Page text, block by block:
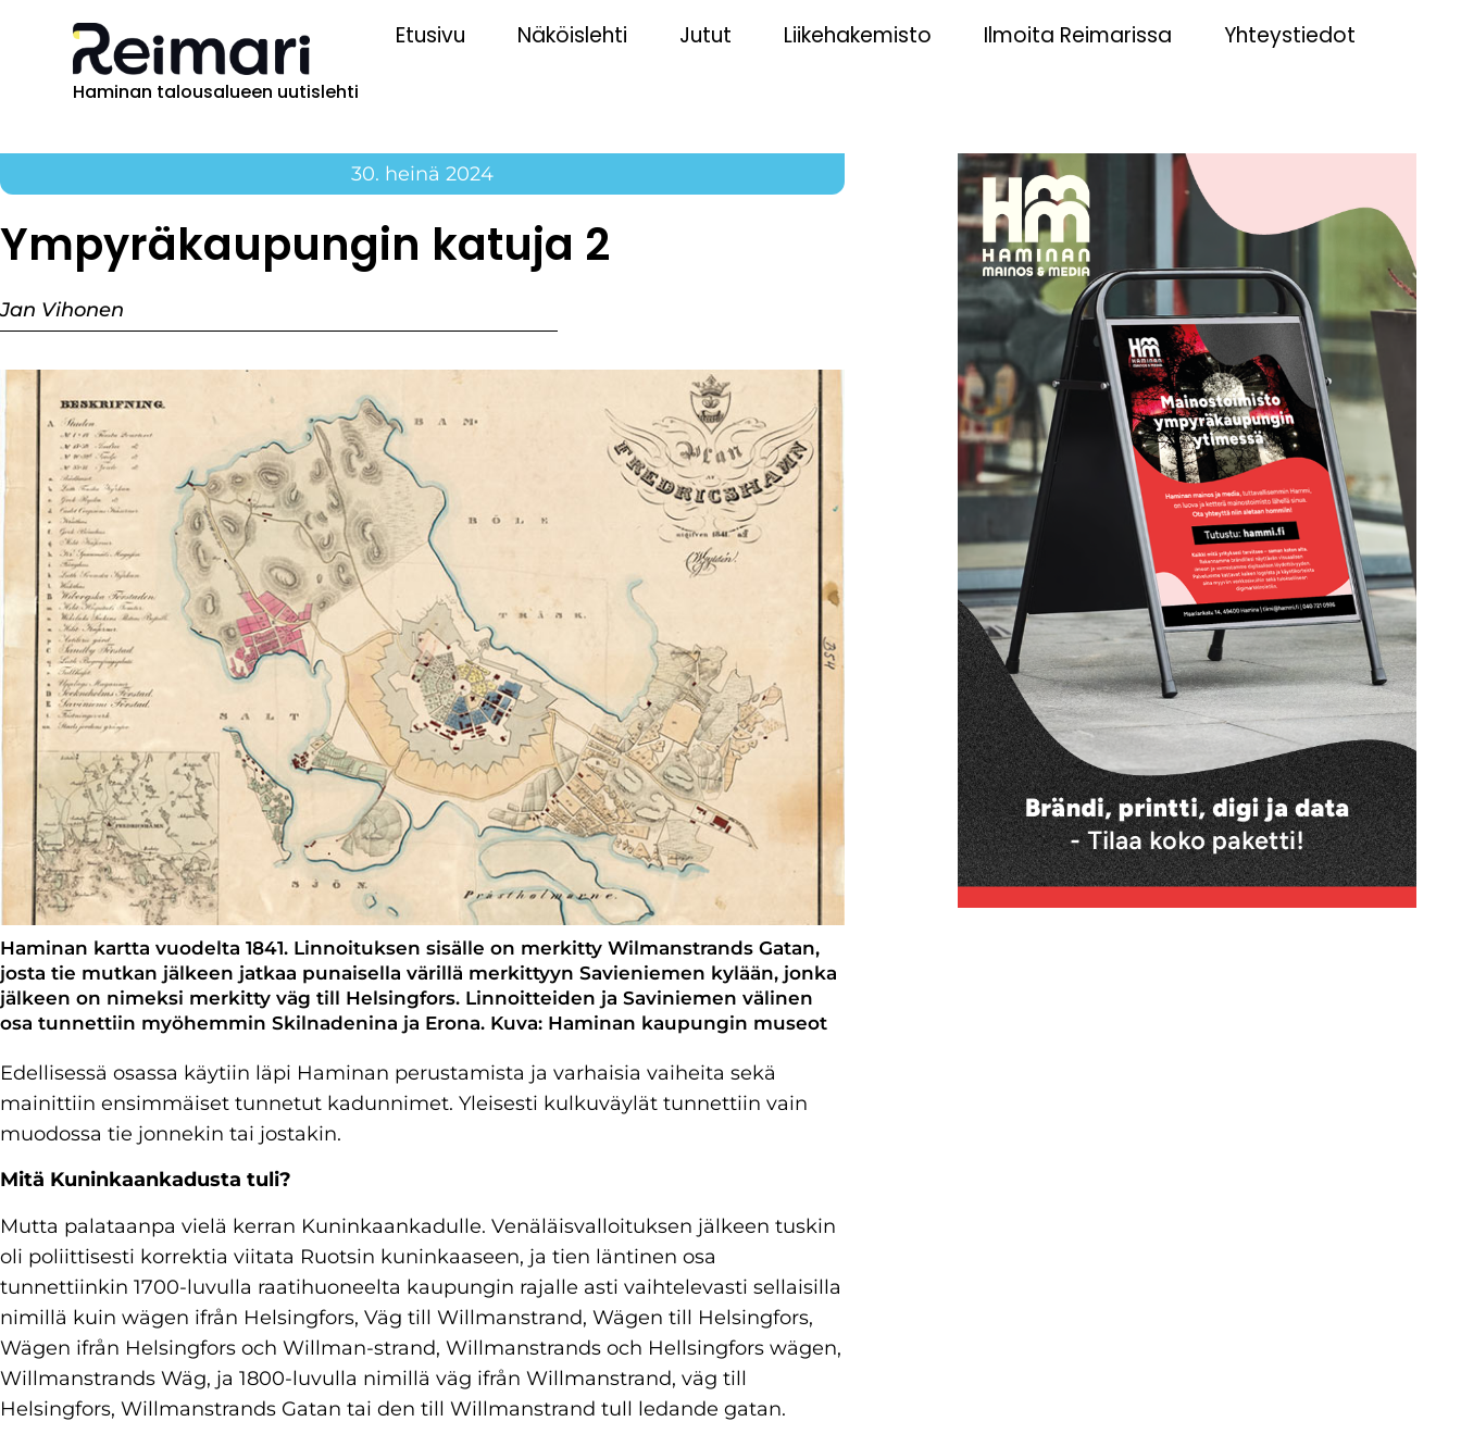
Haminan talousalueen uutislehti
Etusivu Näköislehti Jutut Liikehakemisto Ilmoita Reimarissa Yhteystiedot
30. heinä 2024
Ympyräkaupungin katuja 2
Jan Vihonen
Haminan kartta vuodelta 1841. Linnoituksen sisälle on merkitty Wilmanstrands Gatan,
josta tie mutkan jälkeen jatkaa punaisella värillä merkittyyn Savieniemen kylään, jonka
jälkeen on nimeksi merkitty väg till Helsingfors. Linnoitteiden ja Saviniemen välinen
osa tunnettiin myöhemmin Skilnadenina ja Erona. Kuva: Haminan kaupungin museot
Edellisessä osassa käytiin läpi Haminan perustamista ja varhaisia vaiheita sekä
mainittiin ensimmäiset tunnetut kadunnimet. Yleisesti kulkuväylät tunnettiin vain
muodossa tie jonnekin tai jostakin.
Mitä Kuninkaankadusta tuli?
Mutta palataanpa vielä kerran Kuninkaankadulle. Venäläisvalloituksen jälkeen tuskin
oli poliittisesti korrektia viitata Ruotsin kuninkaaseen, ja tien läntinen osa
tunnettiinkin 1700-luvulla raatihuoneelta kaupungin rajalle asti vaihtelevasti sellaisilla
nimillä kuin wägen ifrån Helsingfors, Väg till Willmanstrand, Wägen till Helsingfors,
Wägen ifrån Helsingfors och Willman-strand, Willmanstrands och Hellsingfors wägen,
Willmanstrands Wäg, ja 1800-luvulla nimillä väg ifrån Willmanstrand, väg till
Helsingfors, Willmanstrands Gatan tai den till Willmanstrand tull ledande gatan.